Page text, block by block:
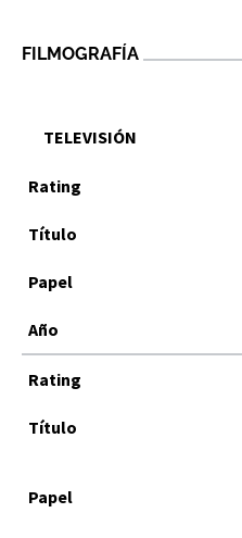
FILMOGRAFÍA
TELEVISIÓN